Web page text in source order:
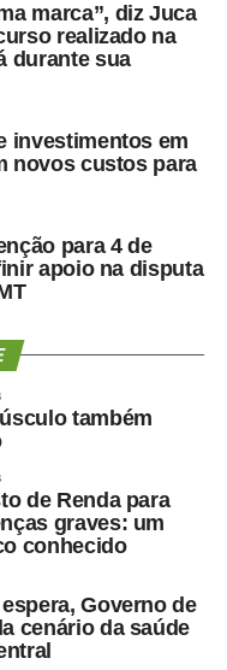
marca”, diz Juca
realizado na
durante sua
investimentos em
novos custos para
para 4 de
apoio na disputa
também
de Renda para
graves: um
conhecido
Governo de
cenário da saúde